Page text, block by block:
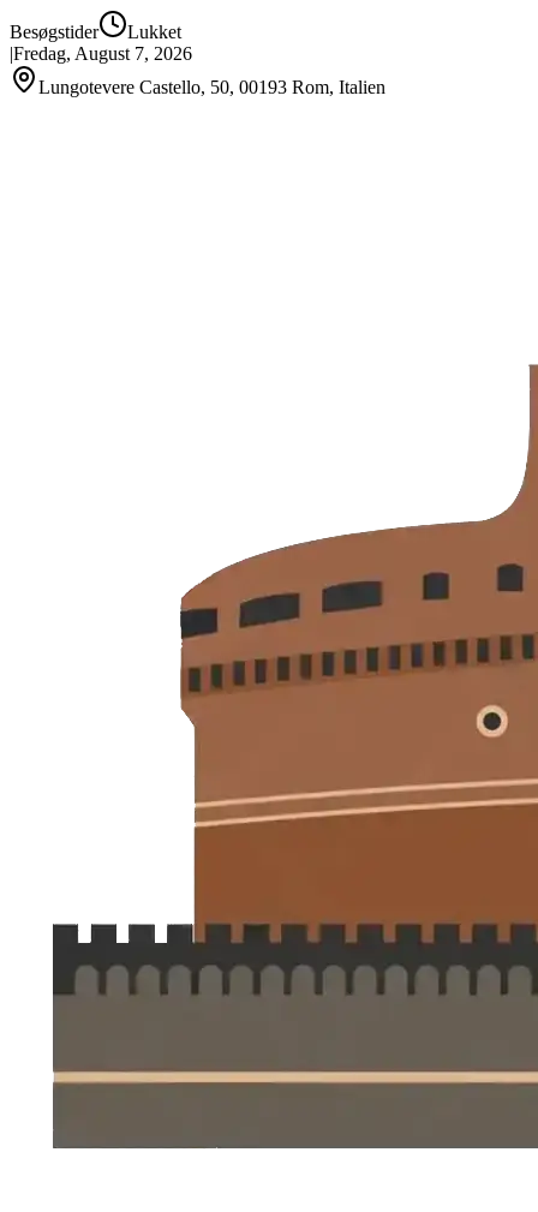
Besøgstider
Lukket
|Fredag, August 7, 2026
Lungotevere Castello, 50, 00193 Rom, Italien